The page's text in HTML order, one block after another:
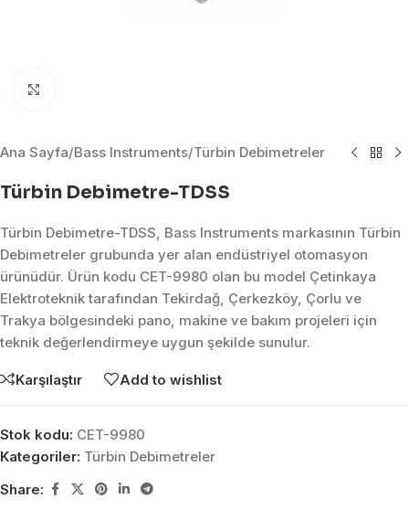
Ana Sayfa/Bass Instruments/Türbin Debimetreler
Türbin Debimetre-TDSS
Türbin Debimetre-TDSS, Bass Instruments markasının Türbin
Debimetreler grubunda yer alan endüstriyel otomasyon
ürünüdür. Ürün kodu CET-9980 olan bu model Çetinkaya
Elektroteknik tarafından Tekirdağ, Çerkezköy, Çorlu ve
Trakya bölgesindeki pano, makine ve bakım projeleri için
teknik değerlendirmeye uygun şekilde sunulur.
Karşılaştır Add to wishlist
Stok kodu: CET-9980
Kategoriler: Türbin Debimetreler
Share: